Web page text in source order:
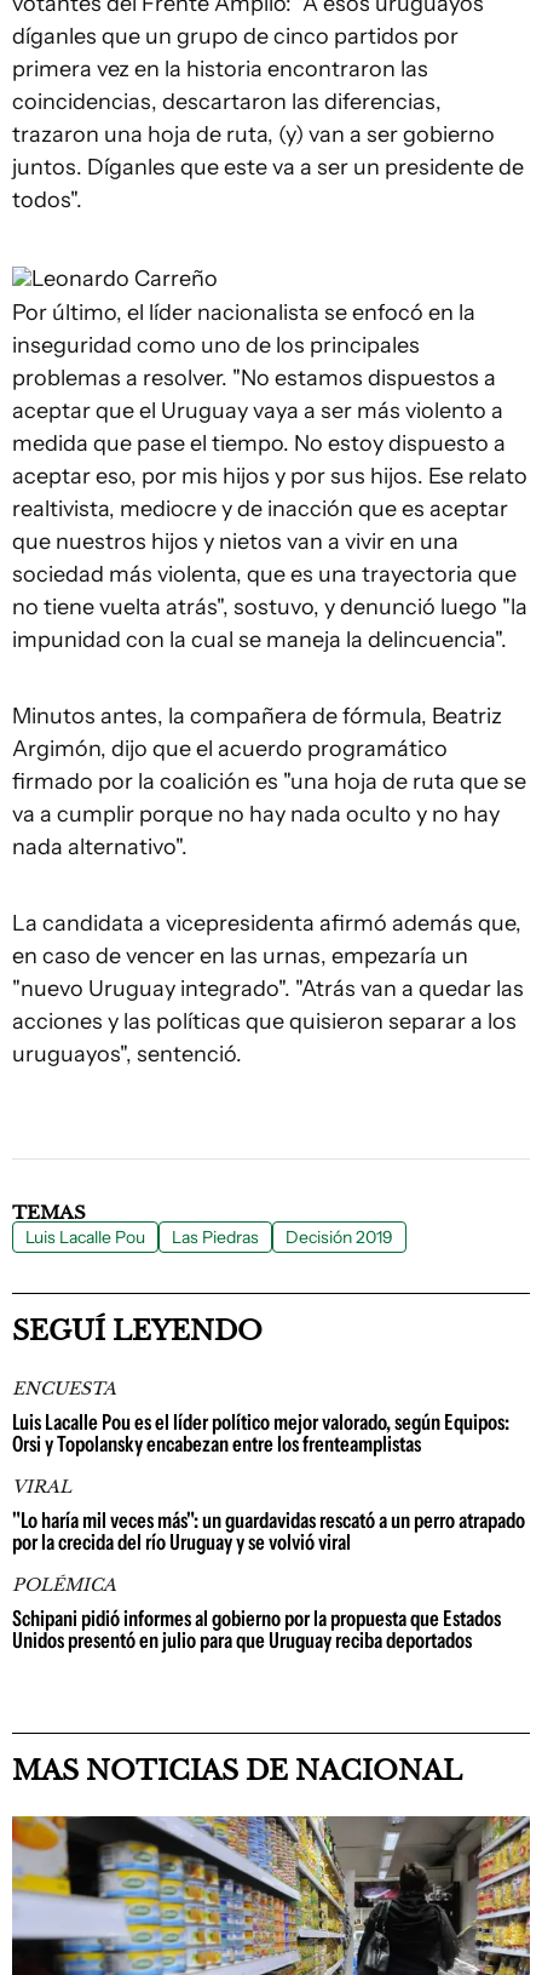
díganles que un grupo de cinco partidos por
primera vez en la historia encontraron las
coincidencias, descartaron las diferencias,
trazaron una hoja de ruta, (y) van a ser gobierno
juntos. Díganles que este va a ser un presidente de
todos".
Leonardo Carreño
Por último, el líder nacionalista se enfocó en la
inseguridad como uno de los principales
problemas a resolver. "No estamos dispuestos a
aceptar que el Uruguay vaya a ser más violento a
medida que pase el tiempo. No estoy dispuesto a
aceptar eso, por mis hijos y por sus hijos. Ese relato
realtivista, mediocre y de inacción que es aceptar
que nuestros hijos y nietos van a vivir en una
sociedad más violenta, que es una trayectoria que
no tiene vuelta atrás", sostuvo, y denunció luego "la
impunidad con la cual se maneja la delincuencia".
Minutos antes, la compañera de fórmula, Beatriz
Argimón, dijo que el acuerdo programático
firmado por la coalición es "una hoja de ruta que se
va a cumplir porque no hay nada oculto y no hay
nada alternativo".
La candidata a vicepresidenta afirmó además que,
en caso de vencer en las urnas, empezaría un
"nuevo Uruguay integrado". "Atrás van a quedar las
acciones y las políticas que quisieron separar a los
uruguayos", sentenció.
TEMAS
Luis Lacalle Pou Las Piedras Decisión 2019
SEGUÍ LEYENDO
ENCUESTA
Luis Lacalle Pou es el líder político mejor valorado, según Equipos:
Orsi y Topolansky encabezan entre los frenteamplistas
VIRAL
"Lo haría mil veces más": un guardavidas rescató a un perro atrapado
por la crecida del río Uruguay y se volvió viral
POLÉMICA
Schipani pidió informes al gobierno por la propuesta que Estados
Unidos presentó en julio para que Uruguay reciba deportados
MAS NOTICIAS DE NACIONAL